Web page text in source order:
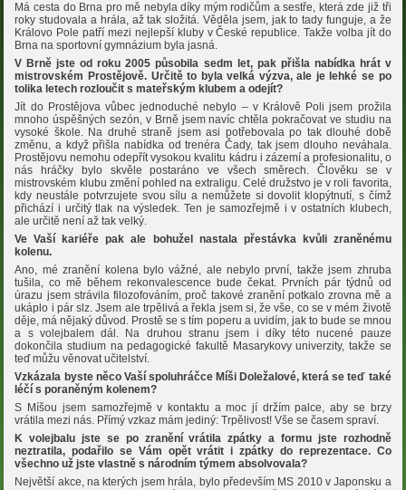
Má cesta do Brna pro mě nebyla díky mým rodičům a sestře, která zde již tři
roky studovala a hrála, až tak složitá. Věděla jsem, jak to tady funguje, a že
Královo Pole patří mezi nejlepší kluby v České republice. Takže volba jít do
Brna na sportovní gymnázium byla jasná.
V Brně jste od roku 2005 působila sedm let, pak přišla nabídka hrát v
mistrovském Prostějově. Určitě to byla velká výzva, ale je lehké se po
tolika letech rozloučit s mateřským klubem a odejít?
Jít do Prostějova vůbec jednoduché nebylo – v Králově Poli jsem prožila
mnoho úspěšných sezón, v Brně jsem navíc chtěla pokračovat ve studiu na
vysoké škole. Na druhé straně jsem asi potřebovala po tak dlouhé době
změnu, a když přišla nabídka od trenéra Čady, tak jsem dlouho neváhala.
Prostějovu nemohu odepřít vysokou kvalitu kádru i zázemí a profesionalitu, o
nás hráčky bylo skvěle postaráno ve všech směrech. Člověku se v
mistrovském klubu změní pohled na extraligu. Celé družstvo je v roli favorita,
kdy neustále potvrzujete svou sílu a nemůžete si dovolit klopýtnutí, s čímž
přichází i určitý tlak na výsledek. Ten je samozřejmě i v ostatních klubech,
ale určitě není až tak velký.
Ve Vaší kariéře pak ale bohužel nastala přestávka kvůli zraněnému
kolenu.
Ano, mé zranění kolena bylo vážné, ale nebylo první, takže jsem zhruba
tušila, co mě během rekonvalescence bude čekat. Prvních pár týdnů od
úrazu jsem strávila filozofováním, proč takové zranění potkalo zrovna mě a
ukáplo i pár slz. Jsem ale trpělivá a řekla jsem si, že vše, co se v mém životě
děje, má nějaký důvod. Prostě se s tím poperu a uvidím, jak to bude se mnou
a s volejbalem dál. Na druhou stranu jsem i díky této nucené pauze
dokončila studium na pedagogické fakultě Masarykovy univerzity, takže se
teď můžu věnovat učitelství.
Vzkázala byste něco Vaší spoluhráčce Míši Doležalové, která se teď také
léčí s poraněným kolenem?
S Míšou jsem samozřejmě v kontaktu a moc jí držím palce, aby se brzy
vrátila mezi nás. Přímý vzkaz mám jediný: Trpělivost! Vše se časem spraví.
K volejbalu jste se po zranění vrátila zpátky a formu jste rozhodně
neztratila, podařilo se Vám opět vrátit i zpátky do reprezentace. Co
všechno už jste vlastně s národním týmem absolvovala?
Největší akce, na kterých jsem hrála, bylo především MS 2010 v Japonsku a